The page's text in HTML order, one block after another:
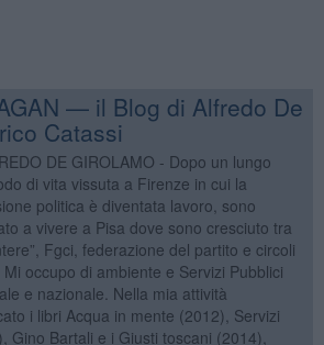
— il Blog di Alfredo De
Catassi
DE GIROLAMO - Dopo un lungo
di vita vissuta a Firenze in cui la
politica è diventata lavoro, sono
a vivere a Pisa dove sono cresciuto tra
Fgci, federazione del partito e circoli
Mi occupo di ambiente e Servizi Pubblici
e nazionale. Nella mia attività
i libri Acqua in mente (2012), Servizi
Gino Bartali e i Giusti toscani (2014),